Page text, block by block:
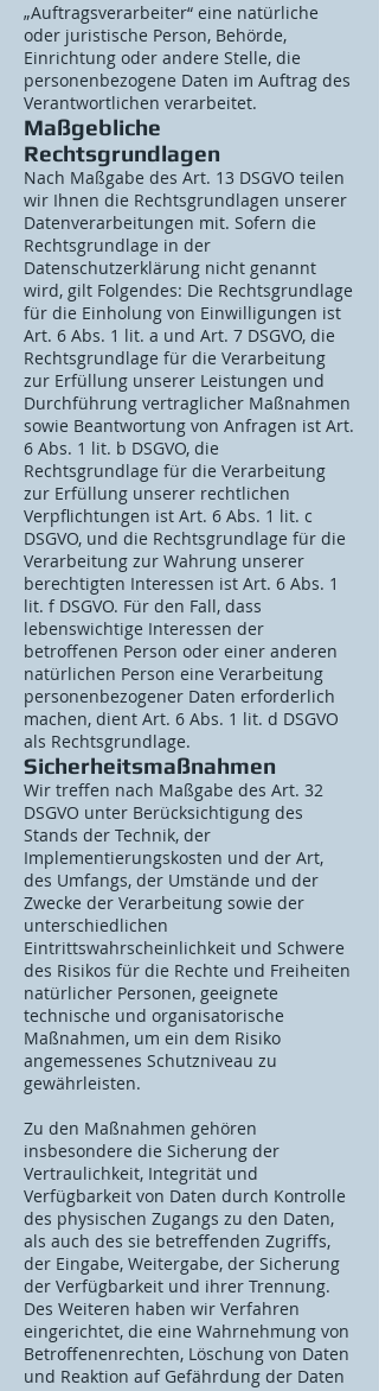
„Auftragsverarbeiter“ eine natürliche
oder juristische Person, Behörde,
Einrichtung oder andere Stelle, die
personenbezogene Daten im Auftrag des
Verantwortlichen verarbeitet.
Maßgebliche
Rechtsgrundlagen
Nach Maßgabe des Art. 13 DSGVO teilen
wir Ihnen die Rechtsgrundlagen unserer
Datenverarbeitungen mit. Sofern die
Rechtsgrundlage in der
Datenschutzerklärung nicht genannt
wird, gilt Folgendes: Die Rechtsgrundlage
für die Einholung von Einwilligungen ist
Art. 6 Abs. 1 lit. a und Art. 7 DSGVO, die
Rechtsgrundlage für die Verarbeitung
zur Erfüllung unserer Leistungen und
Durchführung vertraglicher Maßnahmen
sowie Beantwortung von Anfragen ist Art.
6 Abs. 1 lit. b DSGVO, die
Rechtsgrundlage für die Verarbeitung
zur Erfüllung unserer rechtlichen
Verpflichtungen ist Art. 6 Abs. 1 lit. c
DSGVO, und die Rechtsgrundlage für die
Verarbeitung zur Wahrung unserer
berechtigten Interessen ist Art. 6 Abs. 1
lit. f DSGVO. Für den Fall, dass
lebenswichtige Interessen der
betroffenen Person oder einer anderen
natürlichen Person eine Verarbeitung
personenbezogener Daten erforderlich
machen, dient Art. 6 Abs. 1 lit. d DSGVO
als Rechtsgrundlage.
Sicherheitsmaßnahmen
Wir treffen nach Maßgabe des Art. 32
DSGVO unter Berücksichtigung des
Stands der Technik, der
Implementierungskosten und der Art,
des Umfangs, der Umstände und der
Zwecke der Verarbeitung sowie der
unterschiedlichen
Eintrittswahrscheinlichkeit und Schwere
des Risikos für die Rechte und Freiheiten
natürlicher Personen, geeignete
technische und organisatorische
Maßnahmen, um ein dem Risiko
angemessenes Schutzniveau zu
gewährleisten.
Zu den Maßnahmen gehören
insbesondere die Sicherung der
Vertraulichkeit, Integrität und
Verfügbarkeit von Daten durch Kontrolle
des physischen Zugangs zu den Daten,
als auch des sie betreffenden Zugriffs,
der Eingabe, Weitergabe, der Sicherung
der Verfügbarkeit und ihrer Trennung.
Des Weiteren haben wir Verfahren
eingerichtet, die eine Wahrnehmung von
Betroffenenrechten, Löschung von Daten
und Reaktion auf Gefährdung der Daten